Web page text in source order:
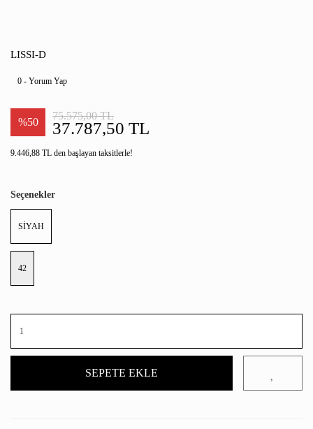
LISSI-D
0 - Yorum Yap
%50 37.787,50 TL
75.575,00 TL
9.446,88 TL den başlayan taksitlerle!
Seçenekler
SİYAH
42
SEPETE EKLE